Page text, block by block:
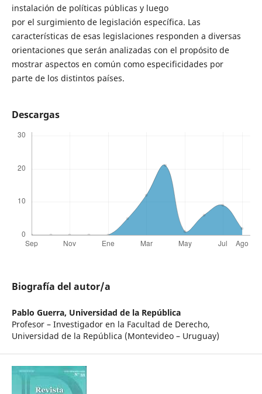
instalación de políticas públicas y luego
por el surgimiento de legislación específica. Las
características de esas legislaciones responden a diversas
orientaciones que serán analizadas con el propósito de
mostrar aspectos en común como especificidades por
parte de los distintos países.
Descargas
Biografía del autor/a
Pablo Guerra, Universidad de la República
Profesor – Investigador en la Facultad de Derecho,
Universidad de la República (Montevideo – Uruguay)